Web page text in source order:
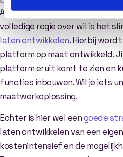
Als je echt je eigen community
volledige regie over wil is het
laten ontwikkelen. Hierbij
platform op maat ontwikkeld.
platform eruit komt te zien en
functies inbouwen. Wil je iets
maatwerkoplossing.
Echter is hier wel eengoede
laten ontwikkelen van een
kostenintensief en de